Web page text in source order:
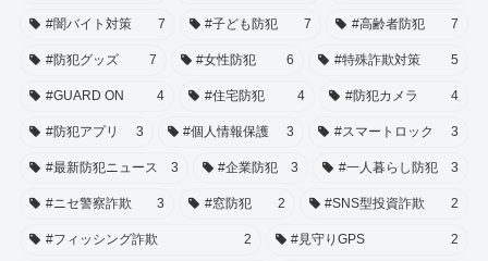
#闇バイト対策 7 #子ども防犯 7 #高齢者防犯 7
#防犯グッズ 7 #女性防犯 6 #特殊詐欺対策 5
#GUARD ON 4 #住宅防犯 4 #防犯カメラ 4
#防犯アプリ 3 #個人情報保護 3 #スマートロック 3
#最新防犯ニュース 3 #企業防犯 3 #一人暮らし防犯 3
#ニセ警察詐欺 3 #窓防犯 2 #SNS型投資詐欺 2
#フィッシング詐欺 2 #見守りGPS 2